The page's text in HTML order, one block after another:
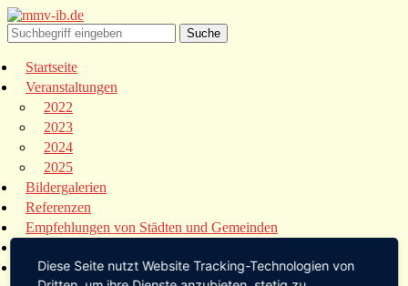
Startseite
Veranstaltungen
2022
2023
2024
2025
Bildergalerien
Referenzen
Empfehlungen von Städten und Gemeinden
Links
Diese Seite nutzt Website Tracking-Technologien von